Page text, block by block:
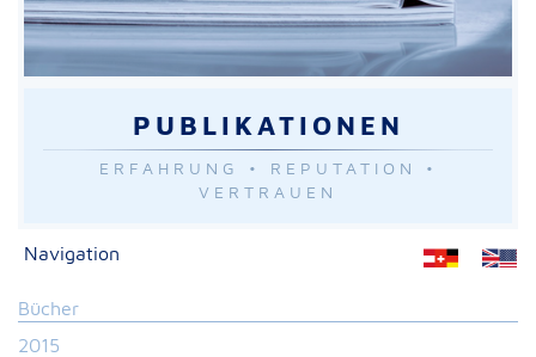
PUBLIKATIONEN
ERFAHRUNG • REPUTATION •
VERTRAUEN
Navigation
Bücher
2015